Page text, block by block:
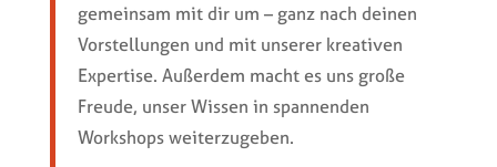
gemeinsam mit dir um – ganz nach deinen
Vorstellungen und mit unserer kreativen
Expertise. Außerdem macht es uns große
Freude, unser Wissen in spannenden
Workshops weiterzugeben.